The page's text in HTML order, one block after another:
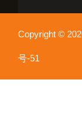
Copyright ©
号-51